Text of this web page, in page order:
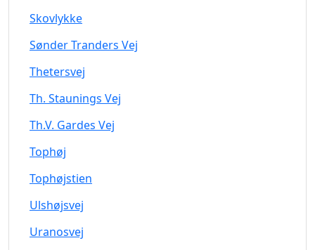
Skovlykke
Sønder Tranders Vej
Thetersvej
Th. Staunings Vej
Th.V. Gardes Vej
Tophøj
Tophøjstien
Ulshøjsvej
Uranosvej